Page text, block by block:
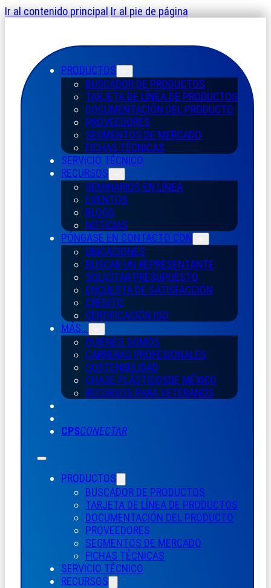
Ir al contenido principalIr al pie de página
PRODUCTOS
BUSCADOR DE PRODUCTOS
TARJETA DE LÍNEA DE PRODUCTOS
DOCUMENTACIÓN DEL PRODUCTO
PROVEEDORES
SEGMENTOS DE MERCADO
FICHAS TÉCNICAS
SERVICIO TÉCNICO
RECURSOS
SEMINARIOS EN LÍNEA
EVENTOS
BLOGS
NOTICIAS
PÓNGASE EN CONTACTO CON
UBICACIONES
BUSCAR UN REPRESENTANTE
SOLICITAR PRESUPUESTO
ENCUESTA DE SATISFACCIÓN
CRÉDITO
CERTIFICACIÓN ISO
MÁS...
QUIÉNES SOMOS
CARRERAS PROFESIONALES
SOSTENIBILIDAD
CHASE PLÁSTICOSDE MÉXICO
RECURSOS PARA VETERANOS
CPSCONECTAR
PRODUCTOS
BUSCADOR DE PRODUCTOS
TARJETA DE LÍNEA DE PRODUCTOS
DOCUMENTACIÓN DEL PRODUCTO
PROVEEDORES
SEGMENTOS DE MERCADO
FICHAS TÉCNICAS
SERVICIO TÉCNICO
RECURSOS